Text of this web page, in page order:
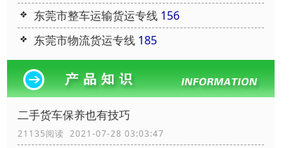
东莞市整车运输货运专线 156
东莞市物流货运专线 185
二手货车保养也有技巧
21135阅读 2021-07-28 03:03:47